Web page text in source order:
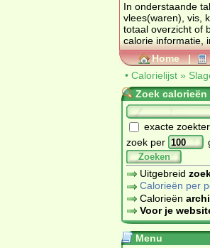
In onderstaande
calorie informatie,
Home |
• Calorielijst »
Zoek calorieën
exacte
zoek per
Zoeken
Uitgebreid
Calorieën per
Calorieën
Voor je
Menu